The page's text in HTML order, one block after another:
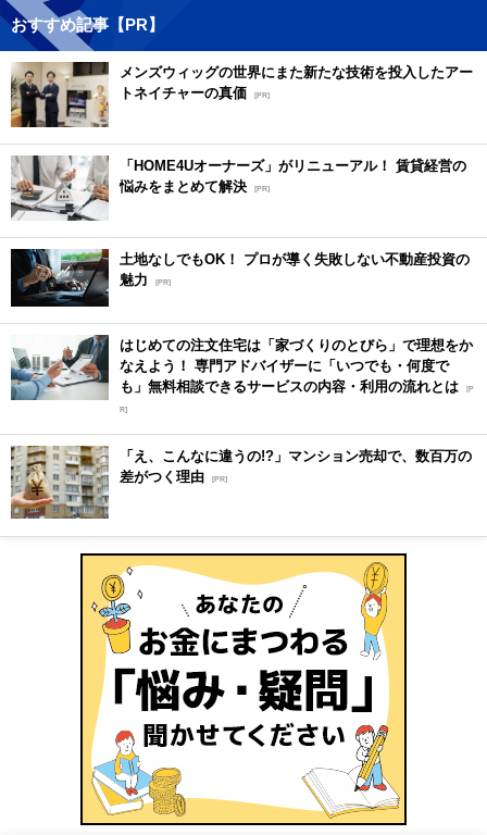
おすすめ記事【PR】
メンズウィッグの世界にまた新たな技術を投入したアー
トネイチャーの真価 [PR]
「HOME4Uオーナーズ」がリニューアル！ 賃貸経営の
悩みをまとめて解決 [PR]
土地なしでもOK！ プロが導く失敗しない不動産投資の
魅力
[PR]
はじめての注文住宅は「家づくりのとびら」で理想をか
なえよう！ 専門アドバイザーに「いつでも・何度で
も」無料相談できるサービスの内容・利用の流れとは [P
R]
「え、こんなに違うの!?」マンション売却で、数百万の
差がつく理由 [PR]